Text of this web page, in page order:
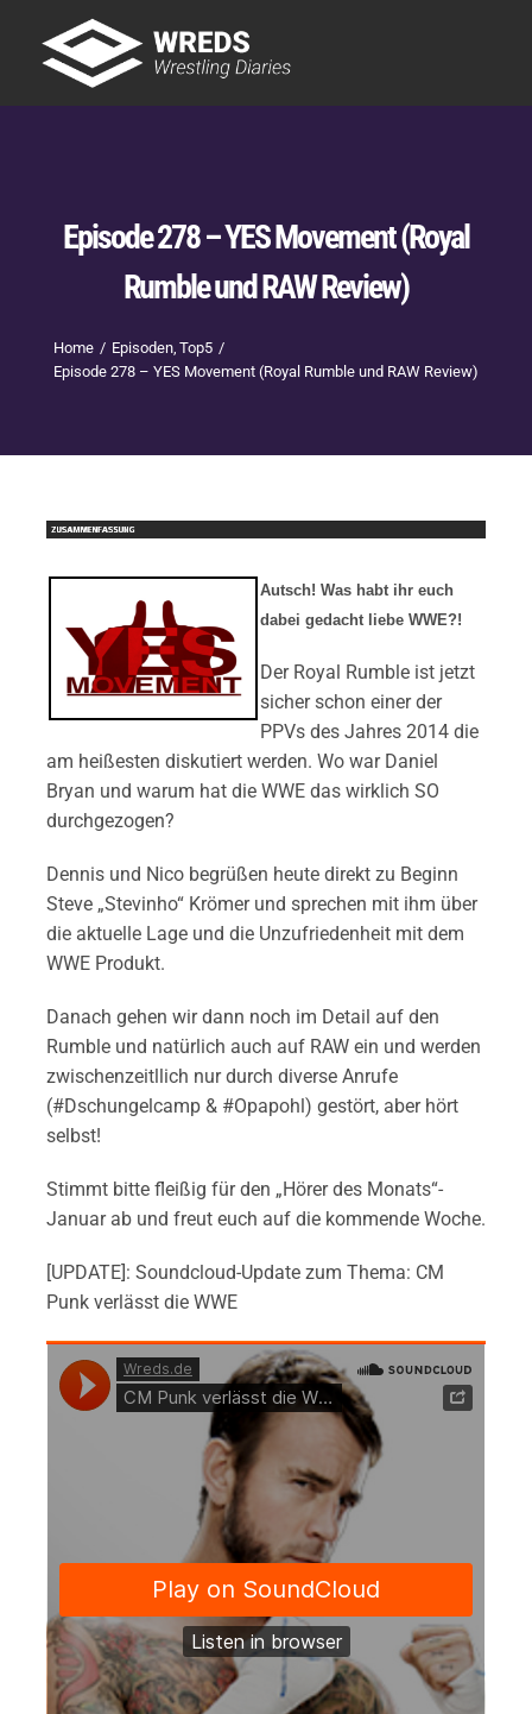
content
Episode 278 – YES Movement (Royal
Rumble und RAW Review)
Home Episoden Top5
Episode 278 – YES Movement (Royal Rumble und RAW Review)
Autsch! Was habt ihr euch
dabei gedacht liebe WWE?!
Der Royal Rumble ist jetzt
sicher schon einer der
PPVs des Jahres 2014 die
am heißesten diskutiert werden. Wo war Daniel
Bryan und warum hat die WWE das wirklich SO
durchgezogen?
Dennis und Nico begrüßen heute direkt zu Beginn
Steve „Stevinho“ Krömer und sprechen mit ihm über
die aktuelle Lage und die Unzufriedenheit mit dem
WWE Produkt.
Danach gehen wir dann noch im Detail auf den
Rumble und natürlich auch auf RAW ein und werden
zwischenzeitllich nur durch diverse Anrufe
(#Dschungelcamp & #Opapohl) gestört, aber hört
selbst!
Stimmt bitte fleißig für den „Hörer des Monats“-
Januar ab und freut euch auf die kommende Woche.
[UPDATE]: Soundcloud-Update zum Thema: CM
Punk verlässt die WWE